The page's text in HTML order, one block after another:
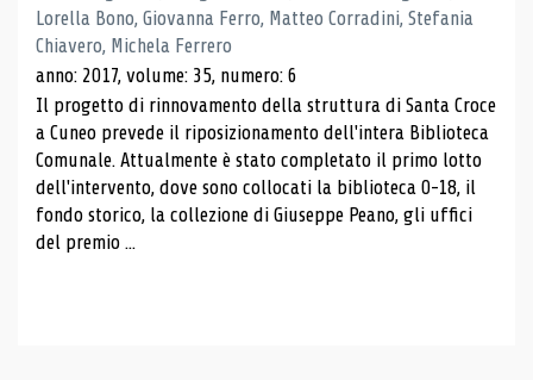
Lorella Bono, Giovanna Ferro, Matteo Corradini, Stefania
Chiavero, Michela Ferrero
anno: 2017, volume: 35, numero: 6
Il progetto di rinnovamento della struttura di Santa Croce
a Cuneo prevede il riposizionamento dell'intera Biblioteca
Comunale. Attualmente è stato completato il primo lotto
dell'intervento, dove sono collocati la biblioteca 0-18, il
fondo storico, la collezione di Giuseppe Peano, gli uffici
del premio ...